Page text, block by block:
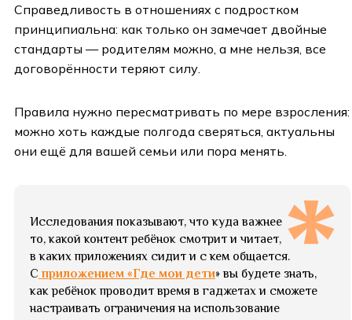
Справедливость в отношениях с подростком
принципиальна: как только он замечает двойные
стандарты — родителям можно, а мне нельзя, все
договорённости теряют силу.
Правила нужно пересматривать по мере взросления:
можно хоть каждые полгода сверяться, актуальны
они ещё для вашей семьи или пора менять.
Исследования показывают, что куда важнее
то, какой контент ребёнок смотрит и читает,
в каких приложениях сидит и с кем общается.
С приложением «Где мои дети» вы будете знать,
как ребёнок проводит время в гаджетах и сможете
настраивать ограничения на использование